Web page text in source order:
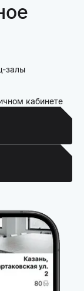
залы
кабинете